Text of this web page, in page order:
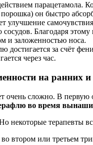
парацетамола.
он быстро
улучшение
Благодаря этому
и заложенностью носа.
достигается за счёт
через час.
на ранних и
очень сложно. В
во время
некоторые терапевты
втором или третьем